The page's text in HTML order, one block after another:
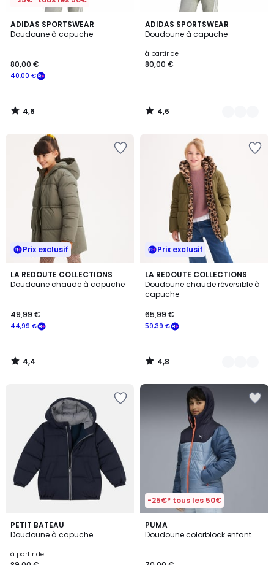
ADIDAS SPORTSWEAR
Doudoune à capuche
40,00 €
80,00 €
4,6
/ 5
4,6
/
ADIDAS SPORTSWEAR
Doudoune à capuche
à partir de
80,00 €
4,6
/ 5
2
Couleurs
4,6
/
Prix exclusif
LA REDOUTE COLLECTIONS
Doudoune chaude à capuche
44,99 €
49,99 €
4,4
/ 5
4,4
/
Prix exclusif
LA REDOUTE COLLECTIONS
Doudoune chaude réversible à
capuche
59,39 €
65,99 €
4,8
/ 5
2
Couleurs
4,8
/
PETIT BATEAU
Doudoune à capuche
à partir de
5
/
-25€* tous les 50€
PUMA
Doudoune colorblock enfant
5
/